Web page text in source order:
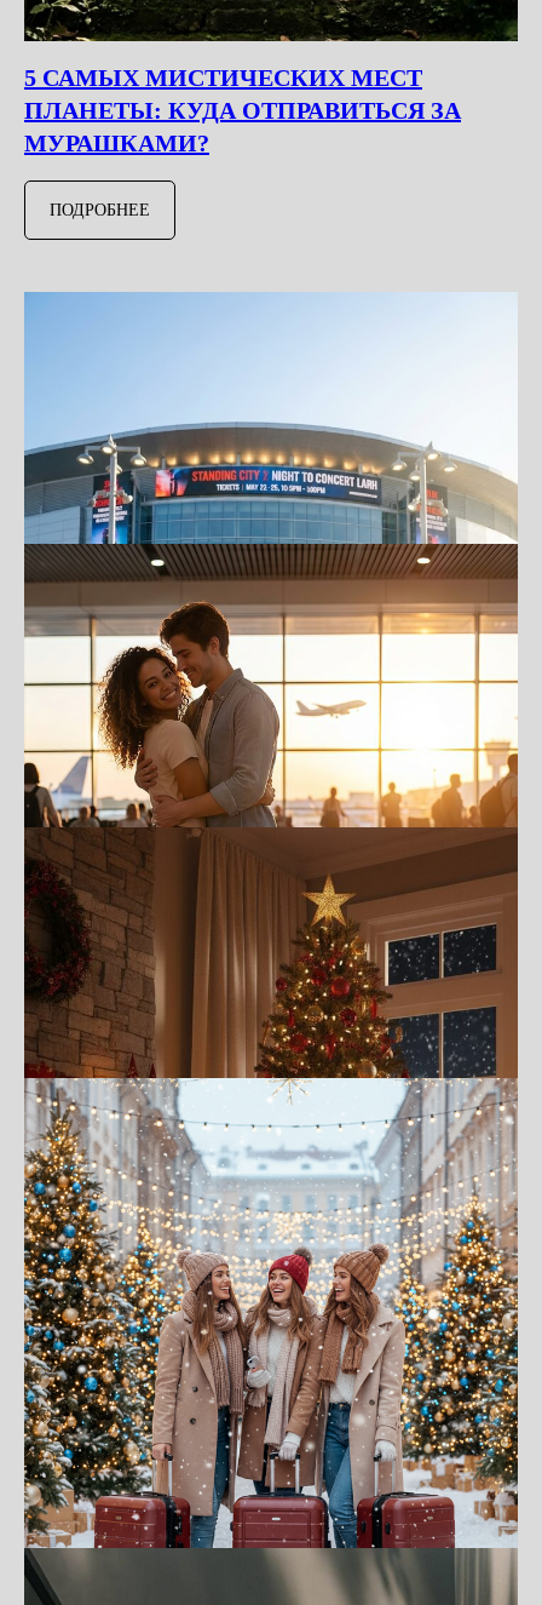
5 САМЫХ МИСТИЧЕСКИХ МЕСТ
ПЛАНЕТЫ: КУДА ОТПРАВИТЬСЯ ЗА
МУРАШКАМИ?
ПОДРОБНЕЕ
8 МАРТА 2026 ГОДА:
ТВОЙ БИЛЕТ В ПЕРВЫЙ РЯД МИРОВОГО
ШОУ С FEELWAY!
ПОДРОБНЕЕ
ВЛЮБЛЯЙТЕСЬ ЗАНОВО В ЛЮБОЙ ТОЧКЕ
МИРА
FEELWAY– ВАШ ГИД ПО ИДЕАЛЬНЫМ
СВИДАНИЯМ!
ПОДРОБНЕЕ